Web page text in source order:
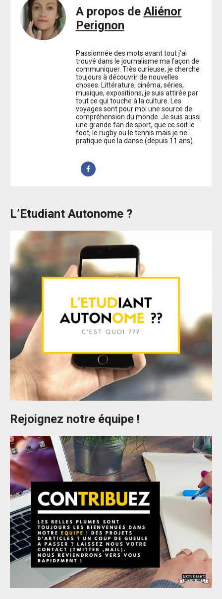
A propos de Aliénor
Perignon
Passionnée des mots avant tout j’ai
trouvé dans le journalisme ma façon de
communiquer. Très curieuse, je cherche
toujours à découvrir de nouvelles
choses. Littérature, cinéma, séries,
musique, expositions, je suis attirée par
tout ce qui touche à la culture. Les
voyages sont pour moi une source de
compréhension du monde. Je suis aussi
une grande fan de sport, que ce soit le
foot, le rugby ou le tennis mais je ne
pratique que la danse (depuis 11 ans).
L’Etudiant Autonome ?
Rejoignez notre équipe !